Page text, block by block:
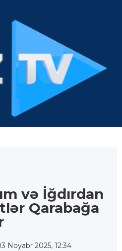
və İğdırdan
Qarabağa
Noyabr 2025, 12:34